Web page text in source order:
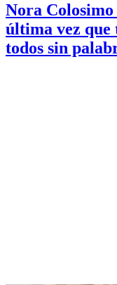
Nora
última vez que
todos sin